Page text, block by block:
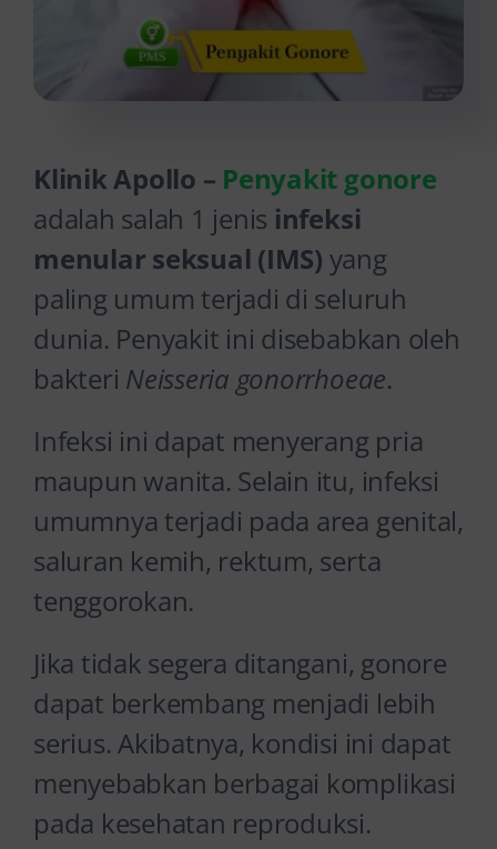
Klinik Apollo – Penyakit gonore
adalah salah 1 jenis infeksi
menular seksual (IMS) yang
paling umum terjadi di seluruh
dunia. Penyakit ini disebabkan oleh
bakteri Neisseria gonorrhoeae.
Infeksi ini dapat menyerang pria
maupun wanita. Selain itu, infeksi
umumnya terjadi pada area genital,
saluran kemih, rektum, serta
tenggorokan.
Jika tidak segera ditangani, gonore
dapat berkembang menjadi lebih
serius. Akibatnya, kondisi ini dapat
menyebabkan berbagai komplikasi
pada kesehatan reproduksi.